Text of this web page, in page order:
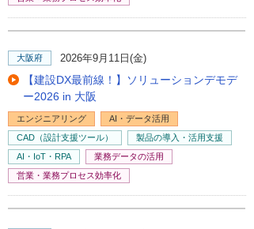
大阪府 2026年9月11日(金)
【建設DX最前線！】ソリューションデモデ
ー2026 in 大阪
エンジニアリング
AI・データ活用
CAD（設計支援ツール）
製品の導入・活用支援
AI・IoT・RPA
業務データの活用
営業・業務プロセス効率化